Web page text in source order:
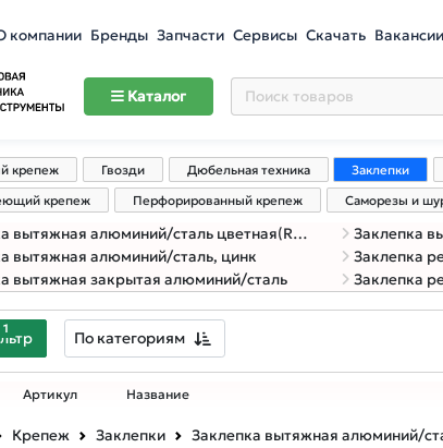
компании Бренды Запчасти Сервисы Скачать Вакансии
Каталог
крепеж Гвозди Дюбельная техника Заклепки
крепеж
Перфорированный крепеж Саморезы и
вытяжная алюминий/сталь цветная(RAL)
вытяжная алюминий/сталь, цинк
вытяжная закрытая алюминий/сталь
Заклепка
Заклепка
Заклепка
1 По категориям
Артикул Название
Крепеж Заклепки Заклепка вытяжная алюминий/